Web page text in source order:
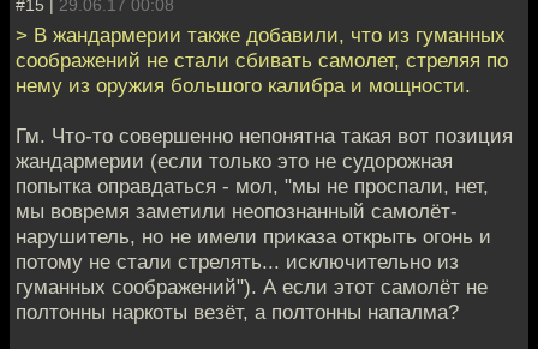
#15 | 29.06.17 00:08
> В жандармерии также добавили, что из гуманных
соображений не стали сбивать самолет, стреляя по
нему из оружия большого калибра и мощности.
Гм. Что-то совершенно непонятна такая вот позиция
жандармерии (если только это не судорожная
попытка оправдаться - мол, "мы не проспали, нет,
мы вовремя заметили неопознанный самолёт-
нарушитель, но не имели приказа открыть огонь и
потому не стали стрелять... исключительно из
гуманных соображений"). А если этот самолёт не
полтонны наркоты везёт, а полтонны напалма?